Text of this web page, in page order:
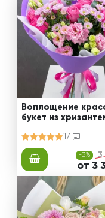
Воплощение
букет из
17
-3% 3
от 3